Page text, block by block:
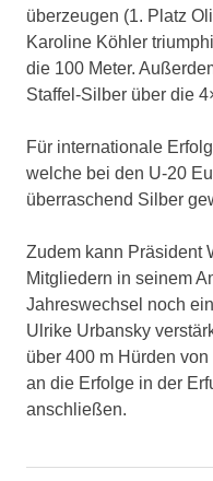
überzeugen (1. Platz
Karoline Köhler
die 100 Meter.
Staffel-Silber über die
Für internationale
welche bei den U-20
überraschend Silber
Zudem kann Präsident
Mitgliedern in seinem
Jahreswechsel noch
Ulrike Urbansky
über 400 m Hürden von
an die Erfolge in der
anschließen.